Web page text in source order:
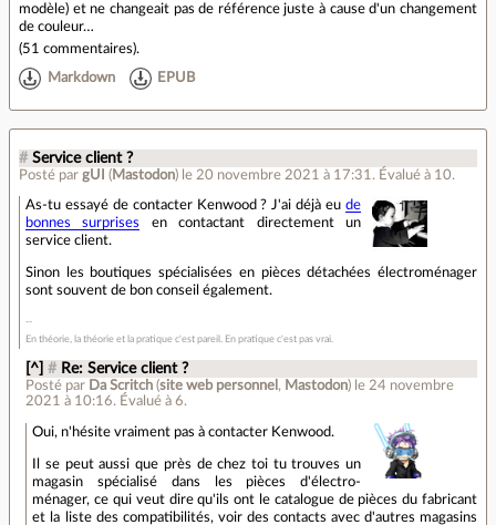
modèle) et ne changeait pas de référence juste à cause d'un changement
de couleur…
(51 commentaires).
Markdown EPUB
# Service client ?
Posté par gUI ( Mastodon) le 20 novembre 2021 à 17:31 . Évalué à 10.
As-tu essayé de contacter Kenwood ? J'ai déjà eu de
bonnes surprises
en contactant directement un
service client.
Sinon les boutiques spécialisées en pièces détachées électroménager
sont souvent de bon conseil également.
En théorie, la théorie et la pratique c'est pareil. En pratique c'est pas vrai.
[^] # Re: Service client ?
Posté par Da Scritch (site web personnel , Mastodon) le 24 novembre
2021 à 10:16. Évalué à6.
Oui, n'hésite vraiment pas à contacter Kenwood.
Il se peut aussi que près de chez toi tu trouves un
magasin spécialisé dans les pièces d'électro-
ménager, ce qui veut dire qu'ils ont le catalogue de pièces du fabricant
et la liste des compatibilités, voir des contacts avec d'autres magasins